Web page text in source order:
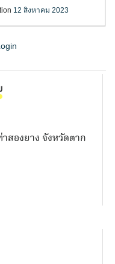
12 สิงหาคม 2023
สองยาง จังหวัดตาก